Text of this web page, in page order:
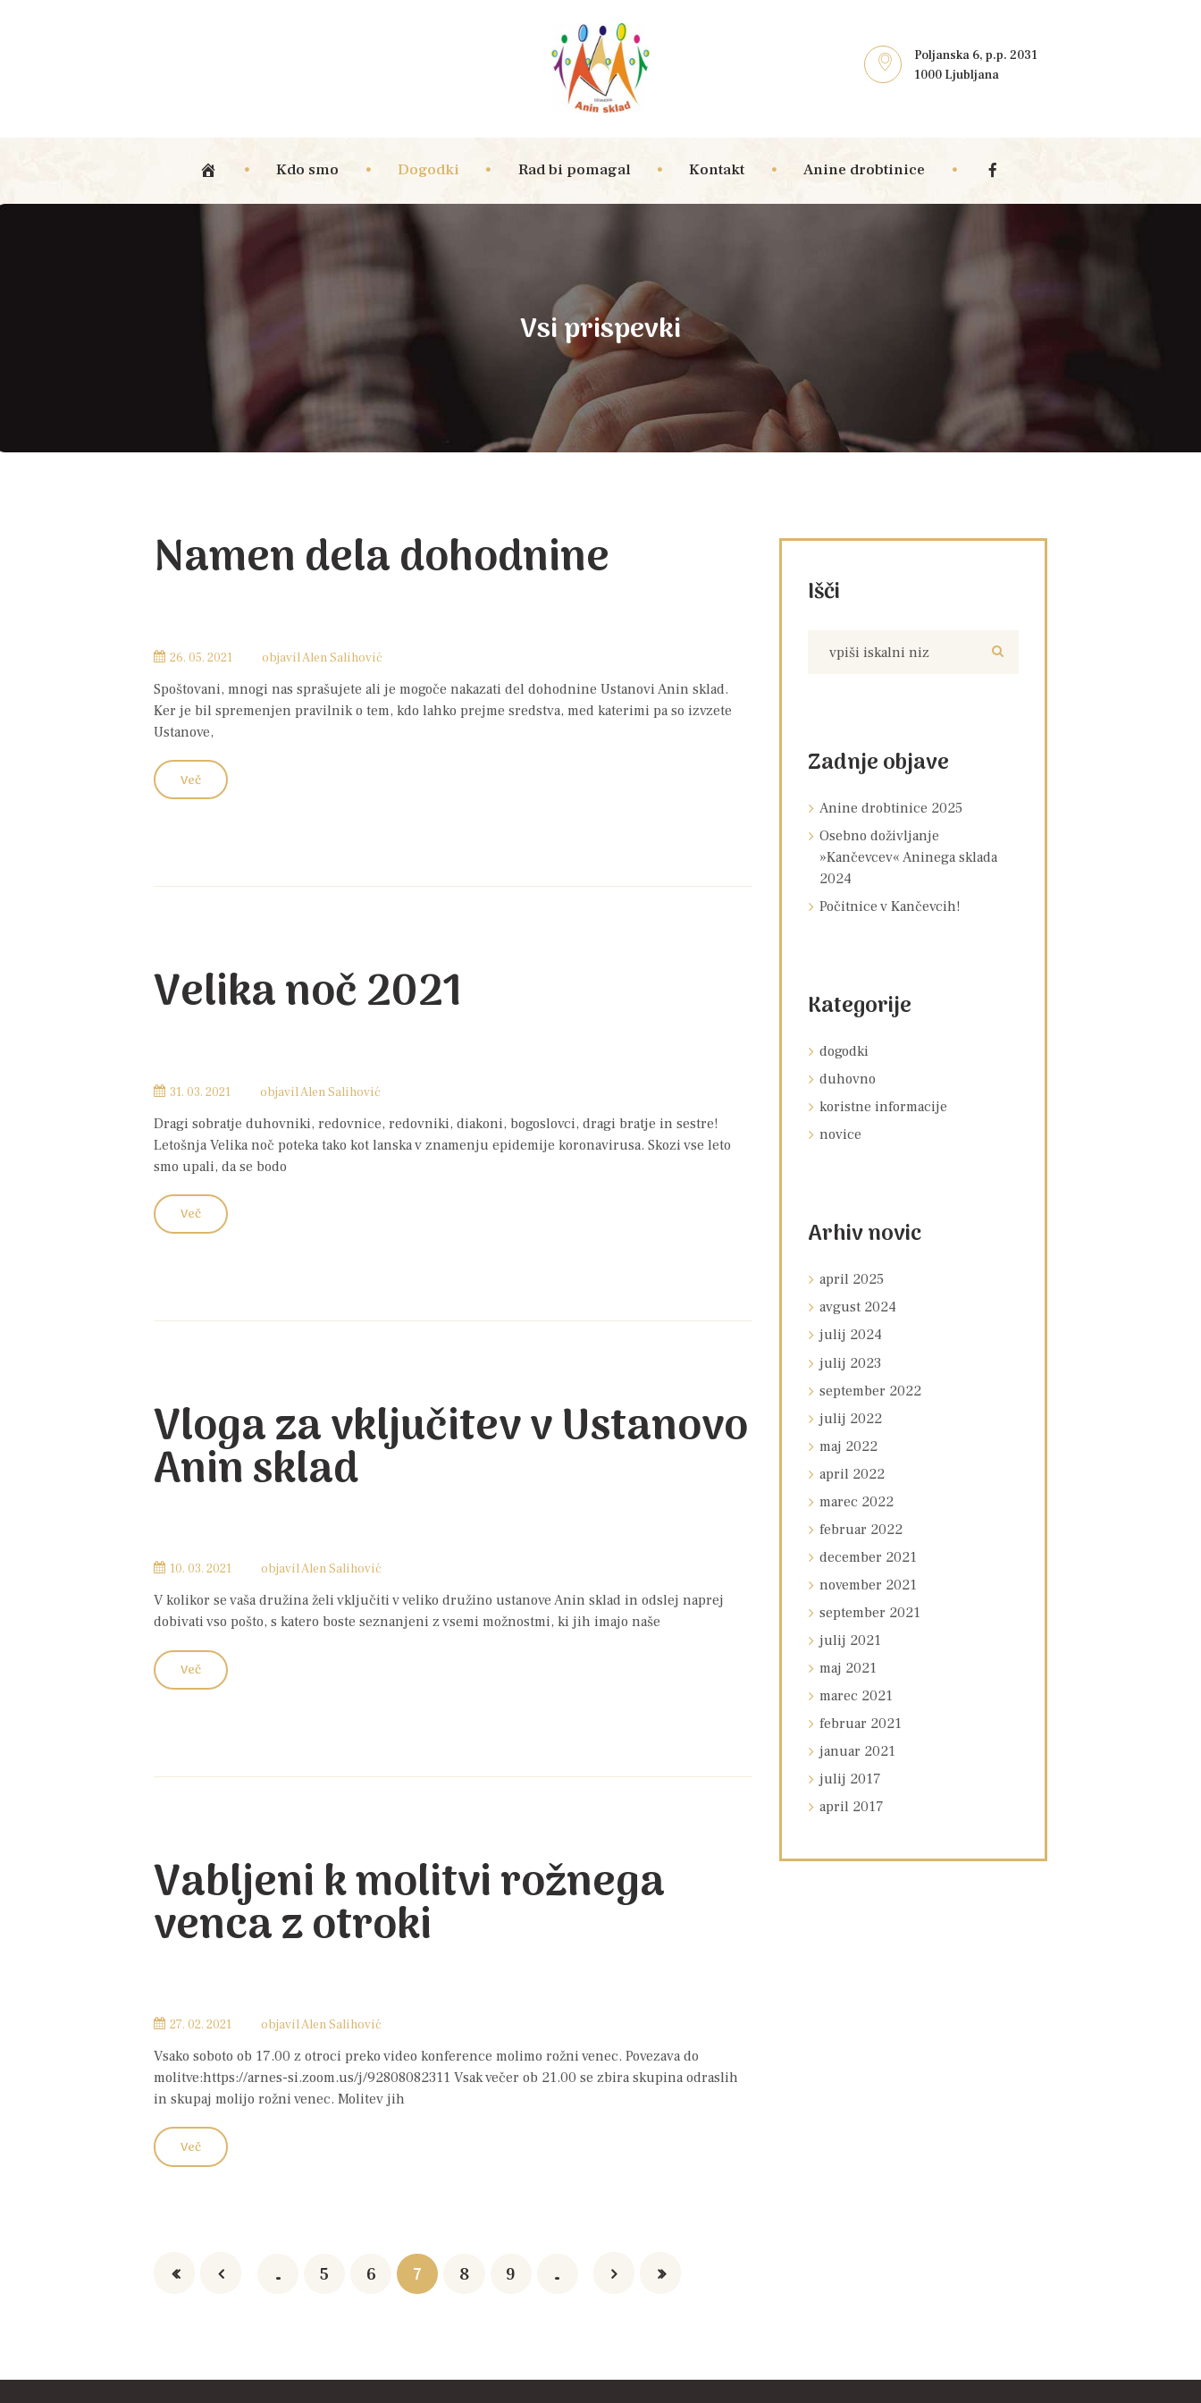
Poljanska 6, p.p. 2031
1000 Ljubljana
Kdo smo Dogodki Rad bi pomagal Kontakt Anine drobtinice
Vsi prispevki
Namen dela dohodnine
26. 05. 2021 objavilAlen Salihović
Spoštovani, mnogi nas sprašujete ali je mogoče nakazati del dohodnine Ustanovi Anin sklad.
Ker je bil spremenjen pravilnik o tem, kdo lahko prejme sredstva, med katerimi pa so izvzete
Ustanove,
Več
Velika noč 2021
31. 03. 2021 objavilAlen Salihović
Dragi sobratje duhovniki, redovnice, redovniki, diakoni, bogoslovci, dragi bratje in sestre!
Letošnja Velika noč poteka tako kot lanska v znamenju epidemije koronavirusa. Skozi vse leto
smo upali, da se bodo
Več
Vloga za vključitev v Ustanovo
Anin sklad
10. 03. 2021 objavilAlen Salihović
V kolikor se vaša družina želi vključiti v veliko družino ustanove Anin sklad in odslej naprej
dobivati vso pošto, s katero boste seznanjeni z vsemi možnostmi, ki jih imajo naše
Več
Vabljeni k molitvi rožnega
venca z otroki
27. 02. 2021 objavilAlen Salihović
Vsako soboto ob 17.00 z otroci preko video konference molimo rožni venec. Povezava do
molitve:https://arnes-si.zoom.us/j/92808082311 Vsak večer ob 21.00 se zbira skupina odraslih
in skupaj molijo rožni venec. Molitev jih
Več
… 5 6 7 8 9 …
Išči
Zadnje objave
Anine drobtinice 2025
Osebno doživljanje
»Kančevcev« Aninega sklada
2024
Počitnice v Kančevcih!
Kategorije
dogodki
duhovno
koristne informacije
novice
Arhiv novic
april 2025
avgust 2024
julij 2024
julij 2023
september 2022
julij 2022
maj 2022
april 2022
marec 2022
februar 2022
december 2021
november 2021
september 2021
julij 2021
maj 2021
marec 2021
februar 2021
januar 2021
julij 2017
april 2017